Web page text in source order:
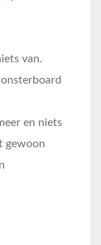
van.
en niets
gewoon